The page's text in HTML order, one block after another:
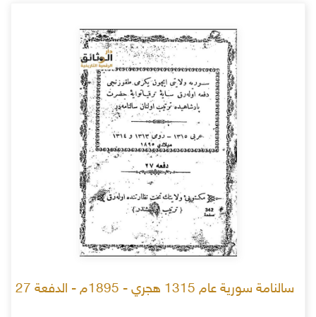
سالنامة سورية عام 1315 هجري - 1895م - الدفعة 27